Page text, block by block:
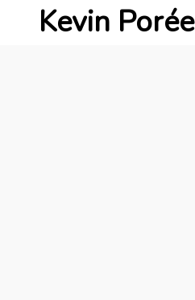
Kevin Porée